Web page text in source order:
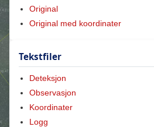
Original
Original med koordinater
Tekstfiler
Deteksjon
Observasjon
Koordinater
Logg